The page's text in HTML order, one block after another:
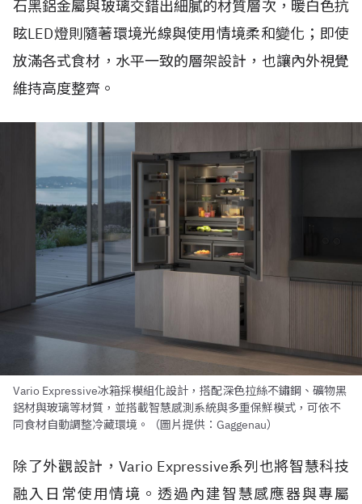
石黑鋁金屬與玻璃交錯出細膩的材質層次，暖白色抗
眩LED燈則隨著環境光線與使用情境柔和變化；即使
放滿各式食材，水平一致的層架設計，也讓內外視覺
維持高度整齊。
Vario Expressive冰箱採模組化設計，搭配深色拉絲不鏽鋼、礦物黑
鋁材與玻璃等材質，並搭載智慧感測系統與多重保鮮模式，可依不
同食材自動調整冷藏環境。（圖片提供：Gaggenau）
除了外觀設計，Vario Expressive系列也將智慧科技
融入日常使用情境。透過內建智慧感應器與專屬